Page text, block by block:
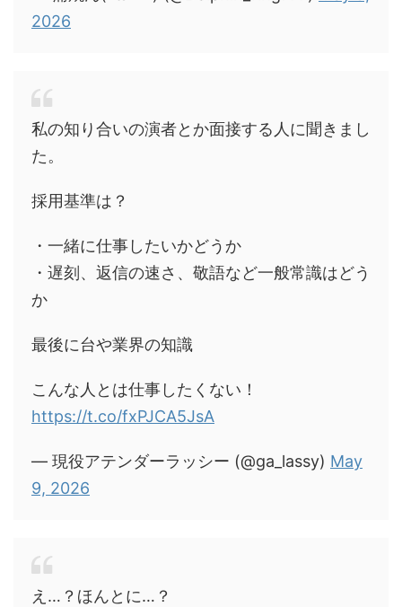
2026
私の知り合いの演者とか面接する人に聞きまし
た。
採用基準は？
・一緒に仕事したいかどうか
・遅刻、返信の速さ、敬語など一般常識はどう
か
最後に台や業界の知識
こんな人とは仕事したくない！
https://t.co/fxPJCA5JsA
— 現役アテンダーラッシー (@ga_lassy) May
9, 2026
え…？ほんとに…？